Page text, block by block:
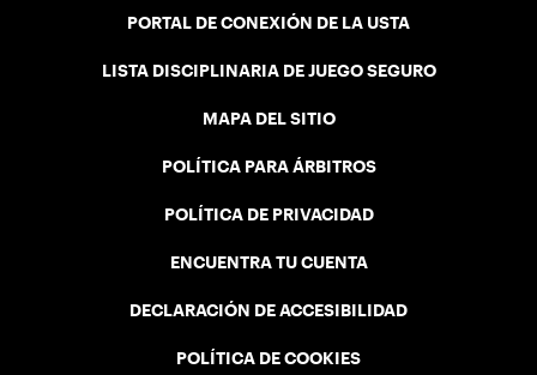
PORTAL DE CONEXIÓN DE LA USTA
LISTA DISCIPLINARIA DE JUEGO SEGURO
MAPA DEL SITIO
POLÍTICA PARA ÁRBITROS
POLÍTICA DE PRIVACIDAD
ENCUENTRA TU CUENTA
DECLARACIÓN DE ACCESIBILIDAD
POLÍTICA DE COOKIES